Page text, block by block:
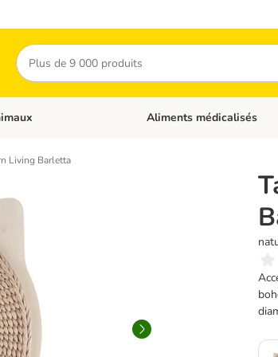
Rechercher
Chats Dérouler les catégories:
Aliments médicalisés
Living Barletta